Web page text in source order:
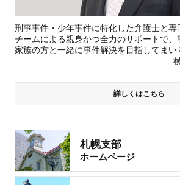
刑事事件・少年事件に特化した弁護士と
チームによる親身かつ全力のサポートで
家族の方と一緒に事件解決を目指してまい
詳しくはこちら
札幌支部
ホームページ